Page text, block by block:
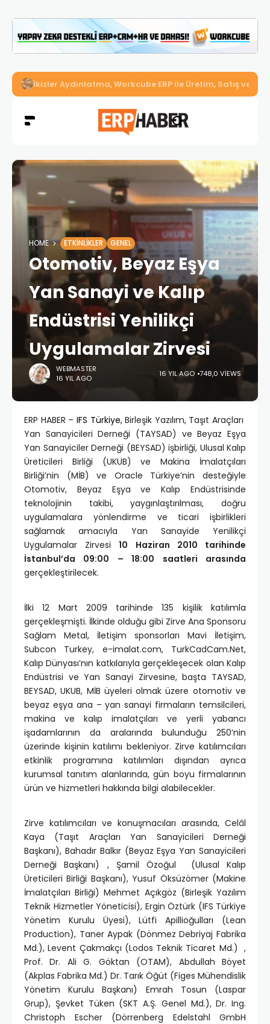
İkizler Aydınlatma, Workcube ERP ile Üretim, Satış ve
HOME ETKINLIKLER GENEL
Otomotiv, Beyaz Eşya
Yan Sanayi ve Kalıp
Endüstrisi Yenilikçi
Uygulamalar Zirvesi
WEBMASTER
16 YIL AGO
16 YIL AGO 748,0 VIEWS
ERP HABER – IFS Türkiye, Birleşik Yazılım, Taşıt Araçları
Yan Sanayicileri Derneği (TAYSAD) ve Beyaz Eşya
Yan Sanayiciler Derneği (BEYSAD) işbirliği, Ulusal Kalıp
Üreticileri Birliği (UKUB) ve Makina İmalatçıları
Birliği’nin (MİB) ve Oracle Türkiye’nin desteğiyle
Otomotiv, Beyaz Eşya ve Kalıp Endüstrisinde
teknolojinin takibi, yaygınlaştırılması, doğru
uygulamalara yönlendirme ve ticari işbirlikleri
sağlamak amacıyla Yan Sanayide Yenilikçi
Uygulamalar Zirvesi10 Haziran 2010 tarihinde
İstanbul’da 09:00 – 18:00 saatleri arasında
gerçekleştirilecek.
İlki 12 Mart 2009 tarihinde 135 kişilik katılımla
gerçekleşmişti. İlkinde olduğu gibi Zirve Ana Sponsoru
Sağlam Metal, İletişim sponsorları Mavi İletişim,
Subcon Turkey, e-imalat.com, TurkCadCam.Net,
Kalıp Dünyası’nın katkılarıyla gerçekleşecek olan Kalıp
Endüstrisi ve Yan Sanayi Zirvesine, başta TAYSAD,
BEYSAD, UKUB, MİB üyeleri olmak üzere otomotiv ve
beyaz eşya ana – yan sanayi firmaların temsilcileri,
makina ve kalıp imalatçıları ve yerli yabancı
işadamlarının da aralarında bulunduğu 250’nin
üzerinde kişinin katılımı bekleniyor. Zirve katılımcıları
etkinlik programına katılımları dışından ayrıca
kurumsal tanıtım alanlarında, gün boyu firmalarının
ürün ve hizmetleri hakkında bilgi alabilecekler.
Zirve katılımcıları ve konuşmacıları arasında, Celâl
Kaya (Taşıt Araçları Yan Sanayicileri Derneği
Başkanı), Bahadır Balkır (Beyaz Eşya Yan Sanayicileri
Derneği Başkanı) , Şamil Özoğul (Ulusal Kalıp
Üreticileri Birliği Başkanı), Yusuf Öksüzömer (Makine
İmalatçıları Birliği) Mehmet Açıkgöz (Birleşik Yazılım
Teknik Hizmetler Yöneticisi), Ergin Öztürk (IFS Türkiye
Yönetim Kurulu Üyesi), Lütfi Apillioğulları (Lean
Production), Taner Aypak (Dönmez Debriyaj Fabrika
Md.), Levent Çakmakçı (Lodos Teknik Ticaret Md.) ,
Prof. Dr. Ali G. Göktan (OTAM), Abdullah Böyet
(Akplas Fabrika Md.) Dr. Tarık Öğüt (Figes Mühendislik
Yönetim Kurulu Başkanı) Emrah Tosun (Laspar
Grup), Şevket Tüken (SKT A.Ş. Genel Md.), Dr. Ing.
Christoph Escher (Dörrenberg Edelstahl GmbH